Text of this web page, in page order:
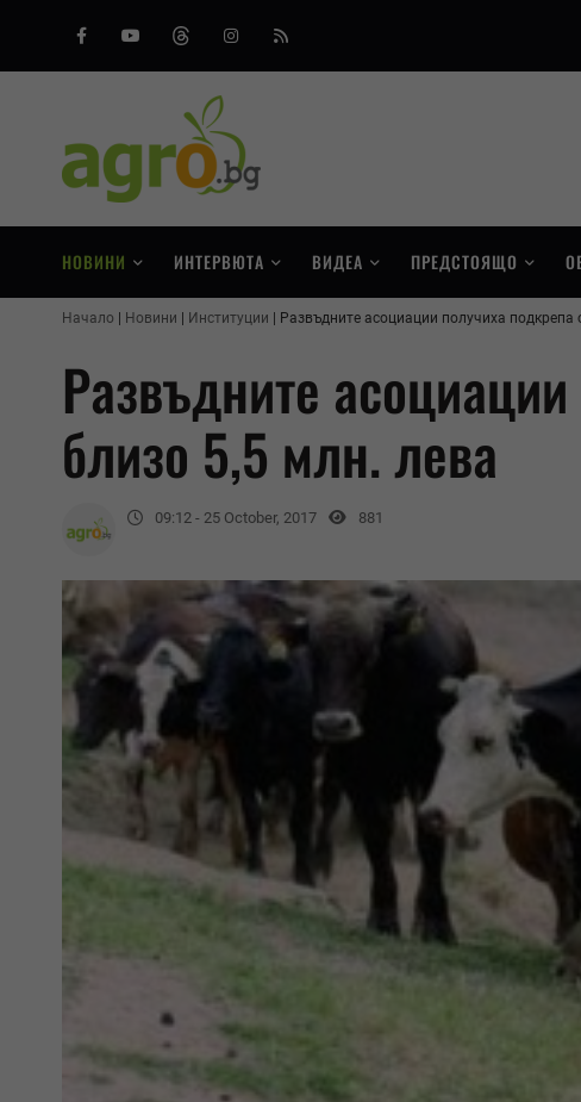
FacebookYoutubeThreadsInstagram
RSS
НОВИНИ ИНТЕРВЮТА ВИДЕА ПРЕДСТОЯЩО
Начало Новини Институции Развъдните асоциации получиха подкрепа
Развъдните
близо 5,5 млн. лева
09:12 - 25 October, 2017 881